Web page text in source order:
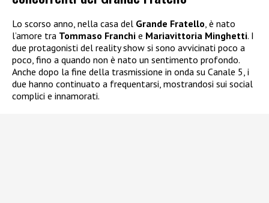
Lo scorso anno, nella casa del Grande Fratello, è nato
l’amore tra Tommaso Franchi e Mariavittoria Minghetti. I
due protagonisti del reality show si sono avvicinati poco a
poco, fino a quando non è nato un sentimento profondo.
Anche dopo la fine della trasmissione in onda su Canale 5, i
due hanno continuato a frequentarsi, mostrandosi sui social
complici e innamorati.